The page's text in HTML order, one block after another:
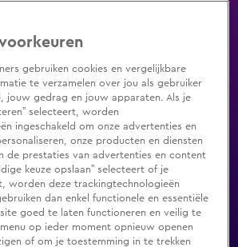
programma's Zenders Genres
TV inlogShop
gebruiken cookies en vergelijkbare
te verzamelen over jou als gebruiker
jouw gedrag en jouw apparaten. Als je
selecteert, worden
ingeschakeld om onze advertenties en
onze producten en diensten
de prestaties van advertenties en content
keuze opslaan” selecteert of je
worden deze trackingtechnologieën
dan enkel functionele en essentiële
goed te laten functioneren en veilig te
op ieder moment opnieuw openen
of om je toestemming in te trekken